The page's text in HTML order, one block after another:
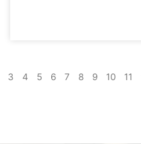
3 4 5 6 7 8 9 10 11